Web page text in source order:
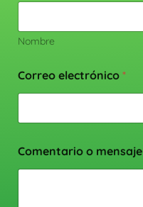
Nombre
Correo electrónico *
Comentario o mensaje